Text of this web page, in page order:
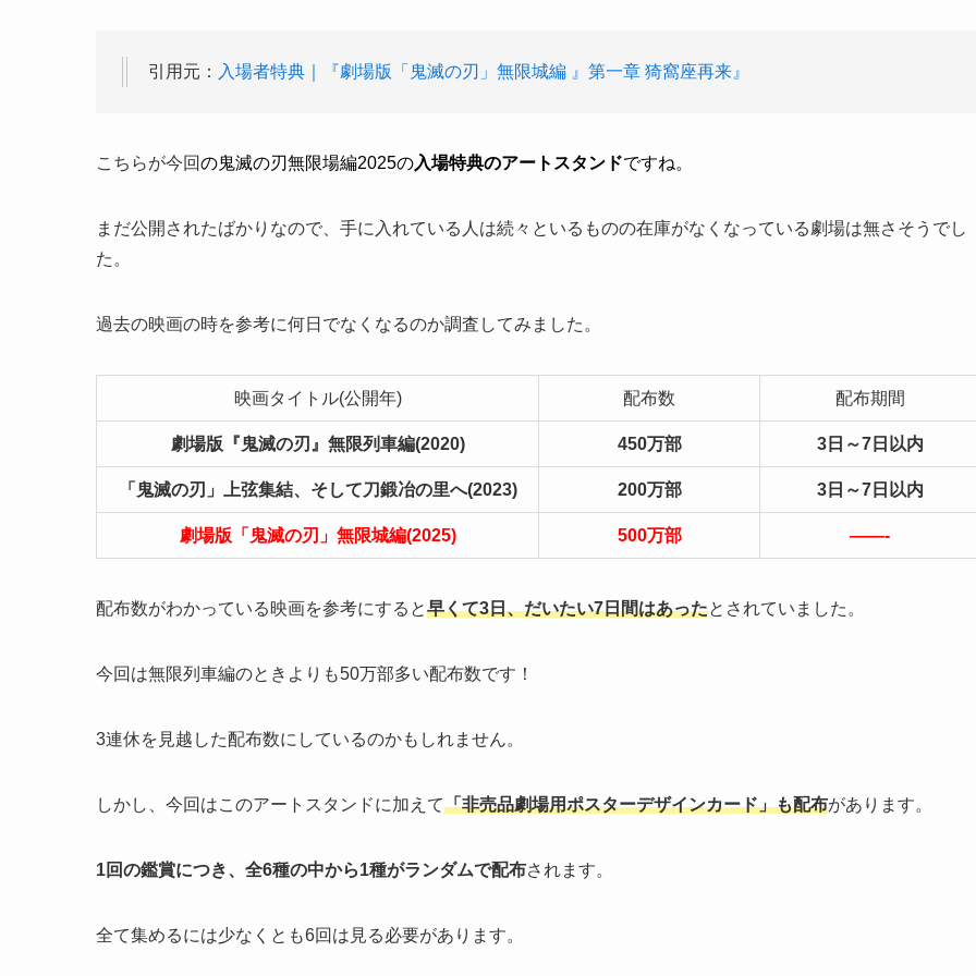
引用元： 入場者特典｜『劇場版「鬼滅の刃」無限城編 』第一章 猗窩座再来』
こちらが今回の鬼滅の刃無限場編2025の入場特典のアートスタンドですね。
まだ公開されたばかりなので、手に入れている人は続々といるものの在庫がなくなっている劇場は無さそうでし
た。
過去の映画の時を参考に何日でなくなるのか調査してみました。
映画タイトル(公開年) 配布数 配布期間
劇場版『鬼滅の刃』無限列車編(2020) 450万部 3日～7日以内
「鬼滅の刃」上弦集結、そして刀鍛冶の里へ(2023) 200万部 3日～7日以内
劇場版「鬼滅の刃」無限城編(2025) 500万部 ——-
配布数がわかっている映画を参考にすると早くて3日、だいたい7日間はあったとされていました。
今回は無限列車編のときよりも50万部多い配布数です！
3連休を見越した配布数にしているのかもしれません。
しかし、今回はこのアートスタンドに加えて「非売品劇場用ポスターデザインカード」も配布があります。
1回の鑑賞につき、全6種の中から1種がランダムで配布されます。
全て集めるには少なくとも6回は見る必要があります。